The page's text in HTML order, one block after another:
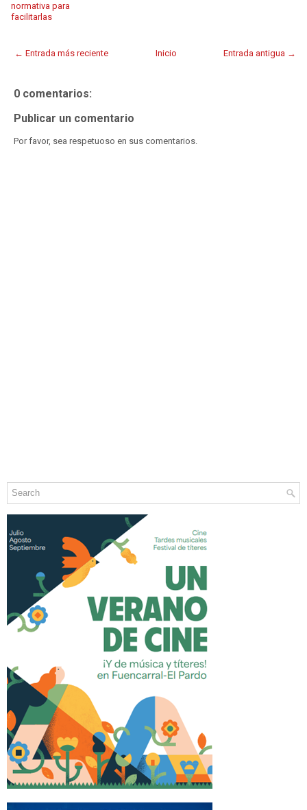
normativa para
facilitarlas
← Entrada más reciente Entrada antigua →
Inicio
0 comentarios:
Publicar un comentario
Por favor, sea respetuoso en sus comentarios.